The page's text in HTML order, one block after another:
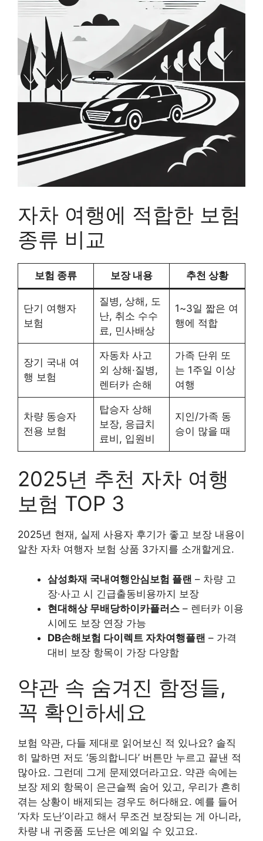
자차 여행에 적합한 보험
종류 비교
보험 종류 보장 내용 추천 상황
단기 여행자
보험
질병, 상해, 도
난, 취소 수수
료, 민사배상
1~3일 짧은 여
행에 적합
장기 국내 여
행 보험
자동차 사고
외 상해·질병,
렌터카 손해
가족 단위 또
는 1주일 이상
여행
차량 동승자
전용 보험
탑승자 상해
보장, 응급치
료비, 입원비
지인/가족 동
승이 많을 때
2025년 추천 자차 여행
보험 TOP 3
2025년 현재, 실제 사용자 후기가 좋고 보장 내용이
알찬 자차 여행자 보험 상품 3가지를 소개할게요.
삼성화재 국내여행안심보험 플랜 – 차량 고
장·사고 시 긴급출동비용까지 보장
현대해상 무배당하이카플러스 – 렌터카 이용
시에도 보장 연장 가능
DB손해보험 다이렉트 자차여행플랜 – 가격
대비 보장 항목이 가장 다양함
약관 속 숨겨진 함정들,
꼭 확인하세요
보험 약관, 다들 제대로 읽어보신 적 있나요? 솔직
히 말하면 저도 ‘동의합니다’ 버튼만 누르고 끝낸 적
많아요. 그런데 그게 문제였더라고요. 약관 속에는
보장 제외 항목이 은근슬쩍 숨어 있고, 우리가 흔히
겪는 상황이 배제되는 경우도 허다해요. 예를 들어
‘자차 도난’이라고 해서 무조건 보장되는 게 아니라,
차량 내 귀중품 도난은 예외일 수 있고요.